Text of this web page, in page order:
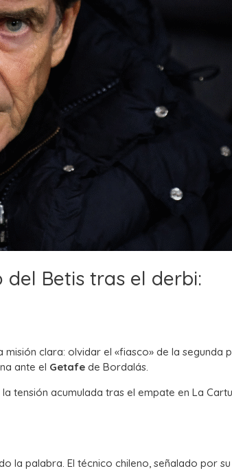
Betis tras el derbi:
clara: olvidar el «fiasco» de la segunda
ante el Getafe de Bordalás.
tensión acumulada tras el empate en La
la palabra. El técnico chileno, señalado por